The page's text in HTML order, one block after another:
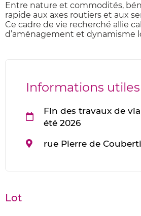
Entre nature et commodités,
rapide aux axes routiers et aux
Ce cadre de vie recherché allie
d’aménagement et dynamisme
Informations utiles
Fin des travaux de
été 2026
Adresse
rue Pierre de
Lot